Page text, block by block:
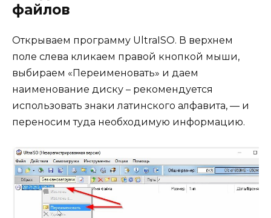
файлов
Открываем программу UltraISO. В верхнем
поле слева кликаем правой кнопкой мыши,
выбираем «Переименовать» и даем
наименование диску – рекомендуется
использовать знаки латинского алфавита, — и
переносим туда необходимую информацию.